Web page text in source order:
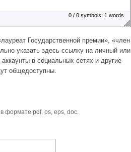
0 / 0 symbols; 1 words
Государственной премии», «член
указать здесь ссылку на личный или
в социальных сетях и другие
общедоступны.
формате pdf, ps, eps, doc.